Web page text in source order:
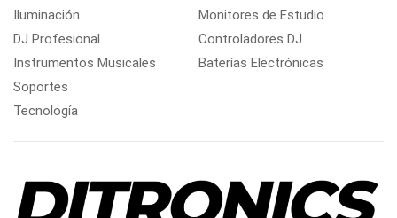
Iluminación
DJ Profesional
Instrumentos Musicales
Soportes
Tecnología
Monitores de Estudio
Controladores DJ
Baterías Electrónicas